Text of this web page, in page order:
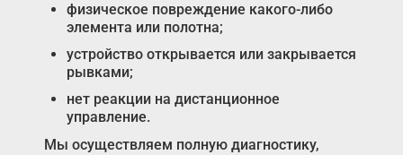
физическое повреждение какого-либо
элемента или полотна;
устройство открывается или закрывается
рывками;
нет реакции на дистанционное
управление.
Мы осуществляем полную диагностику,